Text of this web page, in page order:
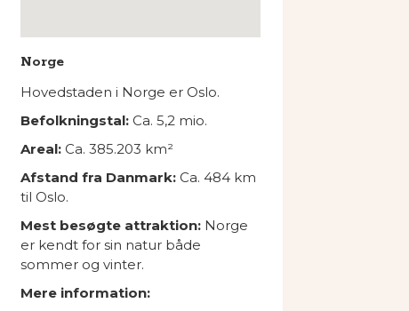
Norge
Hovedstaden i Norge er Oslo.
Befolkningstal: Ca. 5,2 mio.
Areal: Ca. 385.203 km²
Afstand fra Danmark: Ca. 484 km
til Oslo.
Mest besøgte attraktion: Norge
er kendt for sin natur både
sommer og vinter.
Mere information: